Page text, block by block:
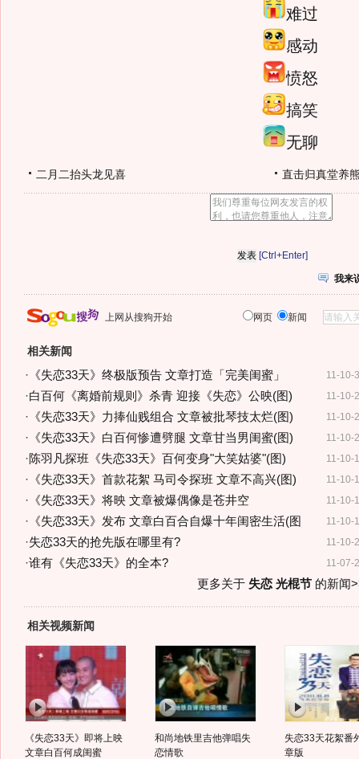
难过
感动
愤怒
搞笑
无聊
二月二抬头龙见喜 直击归真堂养
[Ctrl+Enter]
我来
上网从搜狗开始 网页 新闻
相关新闻
11-10-
· 《失恋33天》终极版预告 文章打造「完美闺蜜」
11-10-
·白百何《离婚前规则》杀青 迎接《失恋》公映(图)
11-10-
· 《失恋33天》力捧仙贱组合 文章被批琴技太烂(图)
11-10-
· 《失恋33天》白百何惨遭劈腿 文章甘当男闺蜜(图)
11-10-
·陈羽凡探班《失恋33天》百何变身"大笑姑婆"(图)
11-10-
· 《失恋33天》首款花絮 马司令探班 文章不高兴(图)
11-10-
· 《失恋33天》将映 文章被爆偶像是苍井空
11-10-
· 《失恋33天》发布 文章白百合自爆十年闺密生活(图
11-10-
·失恋33天的抢先版在哪里有?
11-07-
·谁有《失恋33天》的全本?
更多关于 失恋 光棍节的新闻
相关视频新闻
《失恋33天》即将上映
文章白百何成闺蜜
和尚地铁里吉他弹唱失
恋情歌
失恋33天花絮番
章版